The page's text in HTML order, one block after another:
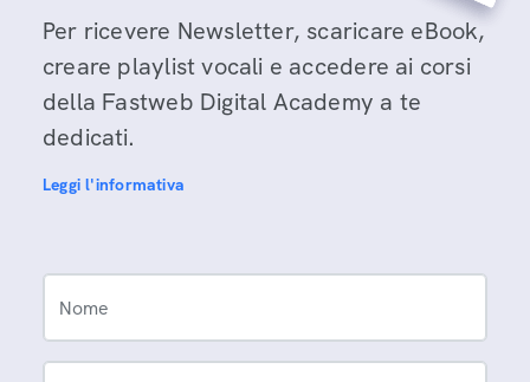
Per ricevere Newsletter, scaricare eBook,
creare playlist vocali e accedere ai corsi
della Fastweb Digital Academy a te
dedicati.
Leggi l'informativa
Nome